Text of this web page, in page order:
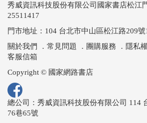
秀威資訊科技股份有限公司國家書店松江
25511417
門市地址：104 台北市中山區松江路209號
關於我們
． 常見問題 ． 團購服務 ． 隱私
客服信箱
Copyright © 國家網路書店
總公司：秀威資訊科技股份有限公司 114
76巷65號